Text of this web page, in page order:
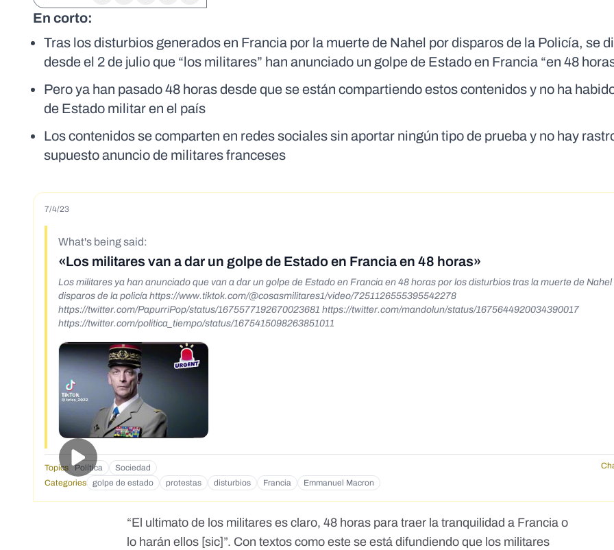
En corto:
Tras los disturbios generados en Francia por la muerte de Nahel por disparos de la Policía, se
desde el 2 de julio que “los militares” han anunciado un golpe de Estado en Francia “en 48
Pero ya han pasado 48 horas desde que se están compartiendo estos contenidos y no ha
de Estado militar en el país
Los contenidos se comparten en redes sociales sin aportar ningún tipo de prueba y no hay
supuesto anuncio de militares franceses
7/4/23
What's being said:
«Los militares van a dar un golpe de Estado en Francia en 48 horas»
Los militares ya han anunciado que van a dar un golpe de Estado en Francia en 48 horas por los disturbios tras la muerte de Nahel
disparos de la policía https://www.tiktok.com/@cosasmilitares1/video/7251126555395542278
https://twitter.com/PapurriPop/status/1675577192670023681 https://twitter.com/mandolun/status/1675644920034390017
https://twitter.com/politica_tiempo/status/1675415098263851011
Topics Política Sociedad
Categories
golpe de estado protestas disturbios Francia Emmanuel Macron
“El ultimato de los militares es claro, 48 horas para traer la tranquilidad a Francia o
lo harán ellos [sic]”. Con textos como este se está difundiendo que los militares